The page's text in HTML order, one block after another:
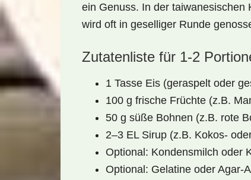
ein Genuss. In der taiwanesischen
wird oft in geselliger Runde
Zutatenliste für 1-2
1 Tasse Eis (geraspelt oder
100 g frische Früchte (z.B.
50 g süße Bohnen (z.B. rote
2–3 EL Sirup (z.B. Kokos-
Optional: Kondensmilch oder
Optional: Gelatine oder Agar-